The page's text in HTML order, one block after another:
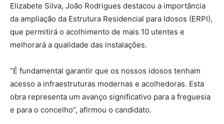
Elizabete Silva, João Rodrigues destacou a importância
da ampliação da Estrutura Residencial para Idosos (ERPI),
que permitirá o acolhimento de mais 10 utentes e
melhorará a qualidade das instalações.
“É fundamental garantir que os nossos idosos tenham
acesso a infraestruturas modernas e acolhedoras. Esta
obra representa um avanço significativo para a freguesia
e para o concelho”, afirmou o candidato.